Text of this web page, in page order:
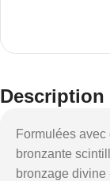
Description
Formulées
bronzante
bronzage divine